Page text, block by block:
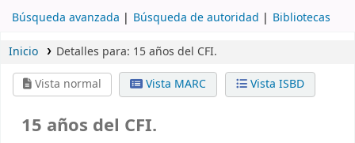
Búsqueda avanzada Búsqueda de autoridad Bibliotecas
Inicio Detalles para: 15 años del CFI.
Vista normal
Vista MARC Vista ISBD
15 años del CFI.